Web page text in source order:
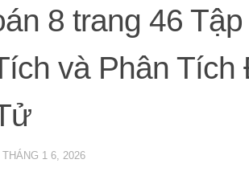
8 trang 46
và Phân
THÁNG 1 6, 2026